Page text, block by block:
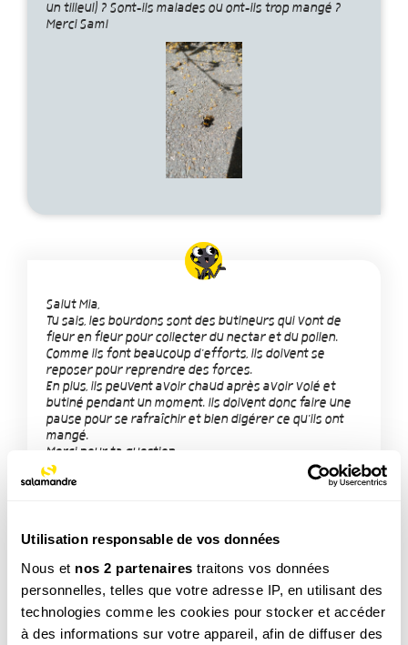
Utilisation responsable de vos données
Nous et nos 2 partenaires traitons vos données
personnelles, telles que votre adresse IP, en utilisant des
technologies comme les cookies pour stocker et accéder
à des informations sur votre appareil, afin de diffuser des
un tilleul) ? Sont-ils malades ou ont-ils trop mangé ?
Merci Sam!
Salut Mia,
Tu sais, les bourdons sont des butineurs qui vont de
fleur en fleur pour collecter du nectar et du pollen.
Comme ils font beaucoup d'efforts, ils doivent se
reposer pour reprendre des forces.
En plus, ils peuvent avoir chaud après avoir volé et
butiné pendant un moment. Ils doivent donc faire une
pause pour se rafraîchir et bien digérer ce qu'ils ont
mangé.
Merci pour ta question.
TAGS
Insecte